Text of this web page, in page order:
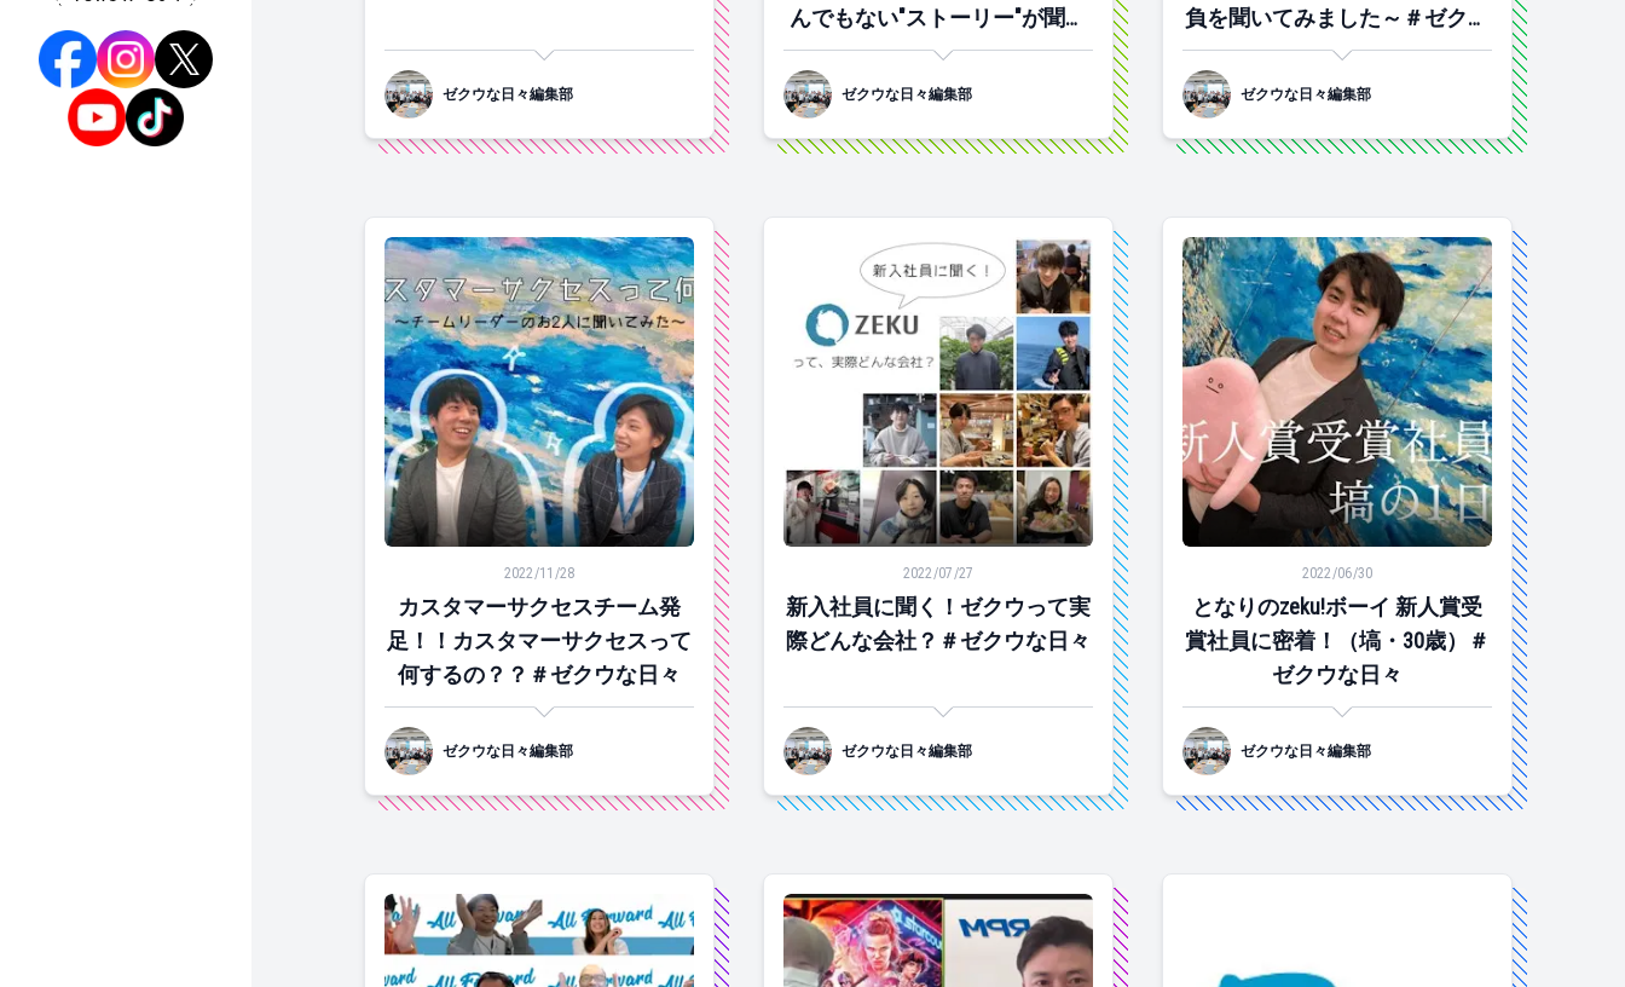
ゼクウな日々編集部
んでもない"ストーリー"が聞け
ちゃいました…#ゼクウな日々
ゼクウな日々編集部
負を聞いてみました～＃ゼクウ
な日々
ゼクウな日々編集部
カスタマーサクセスチーム発足！！カスタマーサクセスって何するの？？＃ゼクウな日々
2022/11/28
カスタマーサクセスチーム発
足！！カスタマーサクセスって
何するの？？＃ゼクウな日々
ゼクウな日々編集部
新入社員に聞く！ゼクウって実際どんな会社？＃ゼクウな日々
2022/07/27
新入社員に聞く！ゼクウって実
際どんな会社？＃ゼクウな日々
ゼクウな日々編集部
となりのzeku!ボーイ 新人賞受賞社員に密着！（
2022/06/30
となりのzeku!ボーイ 新人賞受
賞社員に密着！（塙・30歳）＃
ゼクウな日々
ゼクウな日々編集部